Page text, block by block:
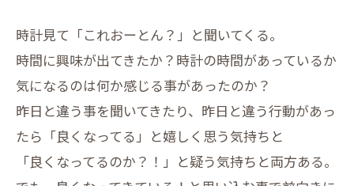
時計見て「これおーとん？」と聞いてくる。
時間に興味が出てきたか？時計の時間があっているか
気になるのは何か感じる事があったのか？
昨日と違う事を聞いてきたり、昨日と違う行動があっ
たら「良くなってる」と嬉しく思う気持ちと
「良くなってるのか？！」と疑う気持ちと両方ある。